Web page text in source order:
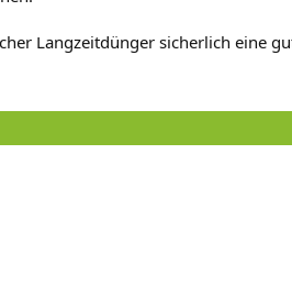
Langzeitdünger sicherlich eine